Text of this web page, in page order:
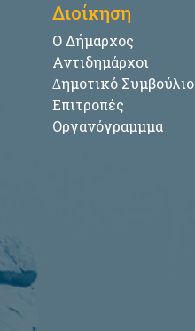
Διοίκηση
Ο Δήμαρχος
Αντιδημάρχοι
∆ημοτικό Συμβούλιο
Επιτροπές
Οργανόγραμμμα